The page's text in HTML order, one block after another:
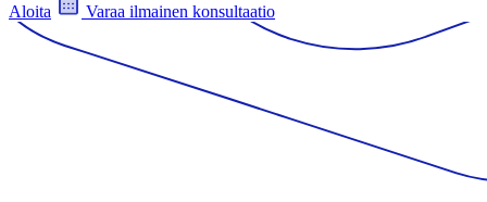
Aloita Varaa ilmainen konsultaatio